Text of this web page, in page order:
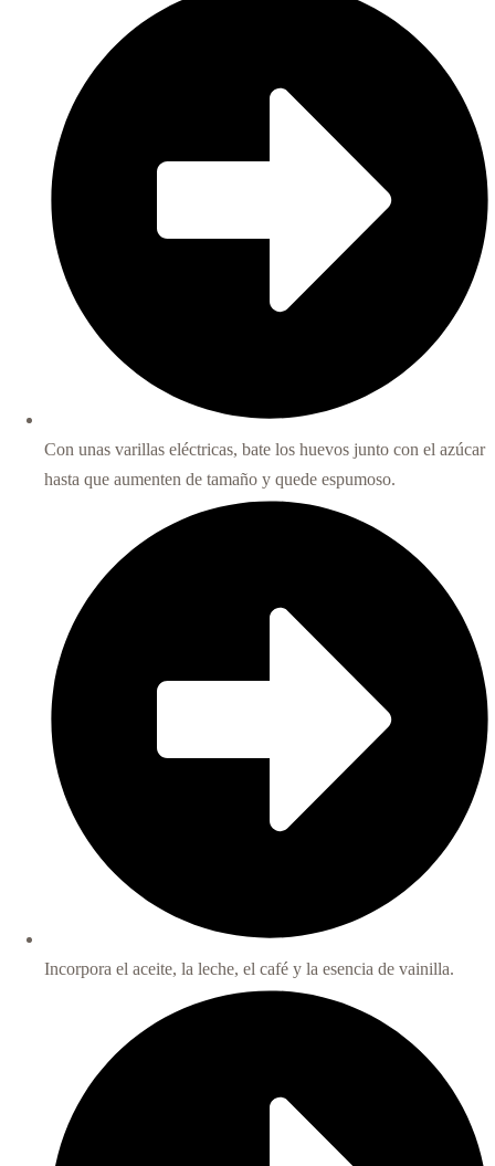
Con unas varillas eléctricas, bate los huevos junto con el azúcar
hasta que aumenten de tamaño y quede espumoso.
Incorpora el aceite, la leche, el café y la esencia de vainilla.